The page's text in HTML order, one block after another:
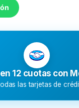
12 cuotas con
las tarjetas de